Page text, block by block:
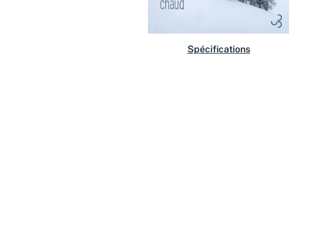
Spécifications